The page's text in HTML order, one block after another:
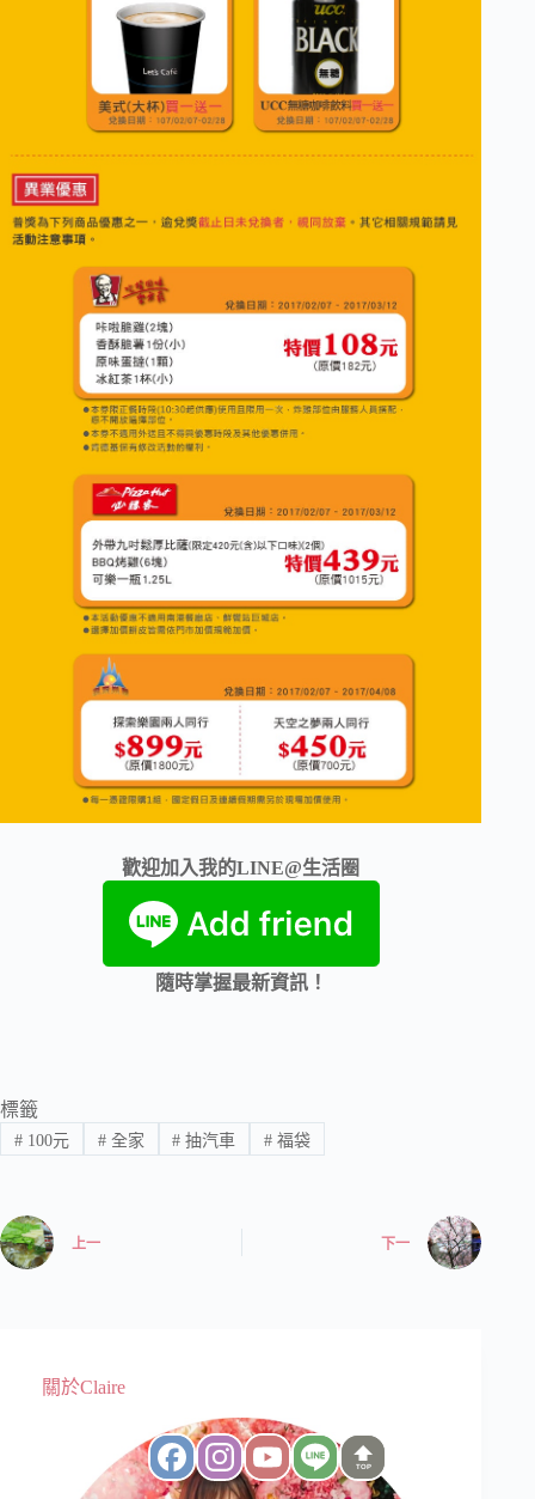
歡迎加入我的LINE@生活圈
隨時掌握最新資訊！
標籤
#100元 #全家 # 抽汽車 # 福袋
上一 下一
關於Claire
TOP